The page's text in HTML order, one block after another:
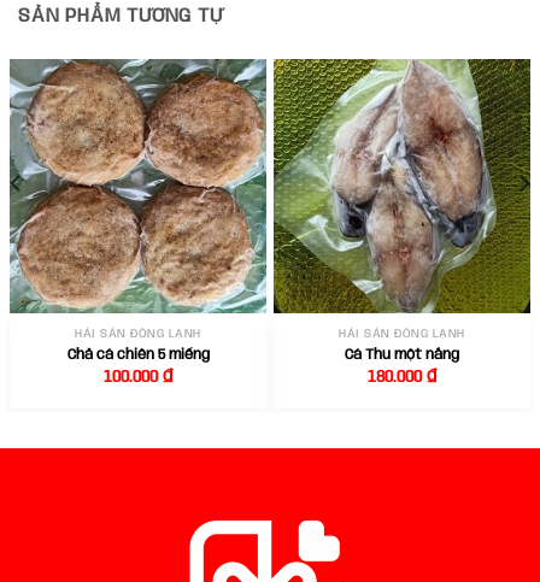
SẢN PHẨM TƯƠNG TỰ
HẢI SẢN ĐÔNG LẠNH
Chả cá chiên 5 miếng
100.000 ₫
HẢI SẢN ĐÔNG LẠNH
Cá Thu một nắng
180.000 ₫